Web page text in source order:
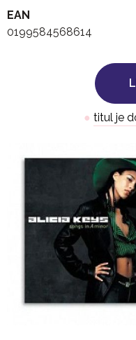
LP2
1. The Life
2. Mr. Man
5. Why Do I Feel So Said
9. Crazy (Mi Corazon)
EAN
0199584568614
● titul je